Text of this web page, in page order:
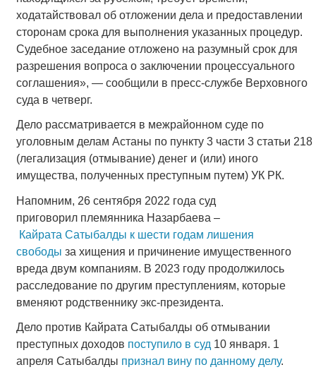
ходатайствовал об отложении дела и предоставлении
сторонам срока для выполнения указанных процедур.
Судебное заседание отложено на разумный срок для
разрешения вопроса о заключении процессуального
соглашения», — сообщили в пресс-службе Верховного
суда в четверг.
Дело рассматривается в межрайонном суде по
уголовным делам Астаны по пункту 3 части 3 статьи 218
(легализация (отмывание) денег и (или) иного
имущества, полученных преступным путем) УК РК.
Напомним, 26 сентября 2022 года суд
приговорил племянника Назарбаева –
Кайрата Сатыбалды к шести годам лишения
свободы за хищения и причинение имущественного
вреда двум компаниям. В 2023 году продолжилось
расследование по другим преступлениям, которые
вменяют родственнику экс-президента.
Дело против Кайрата Сатыбалды об отмывании
преступных доходов поступило в суд 10 января. 1
апреля Сатыбалды признал вину по данному делу.